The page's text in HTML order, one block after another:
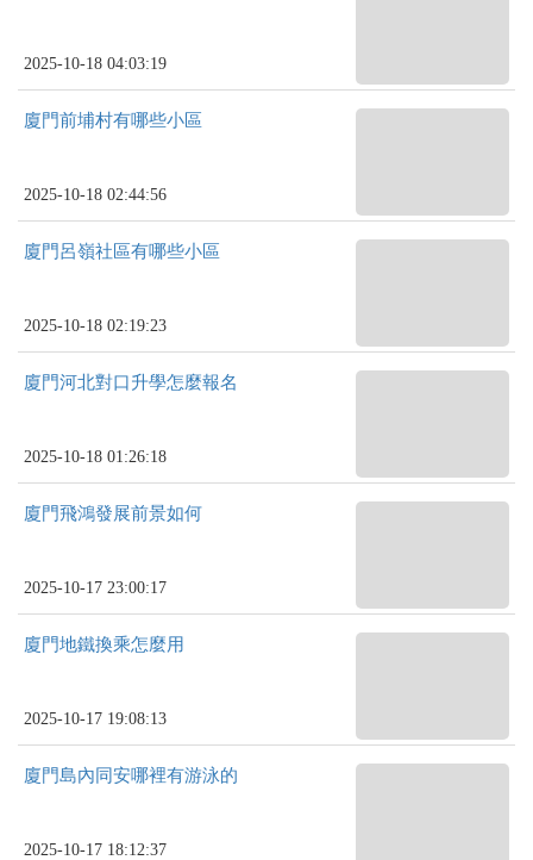
2025-10-18 04:03:19
廈門前埔村有哪些小區
2025-10-18 02:44:56
廈門呂嶺社區有哪些小區
2025-10-18 02:19:23
廈門河北對口升學怎麼報名
2025-10-18 01:26:18
廈門飛鴻發展前景如何
2025-10-17 23:00:17
廈門地鐵換乘怎麼用
2025-10-17 19:08:13
廈門島內同安哪裡有游泳的
2025-10-17 18:12:37